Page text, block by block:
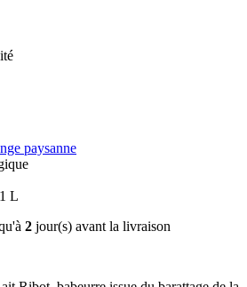
paysanne
L
2 jour(s) avant la livraison